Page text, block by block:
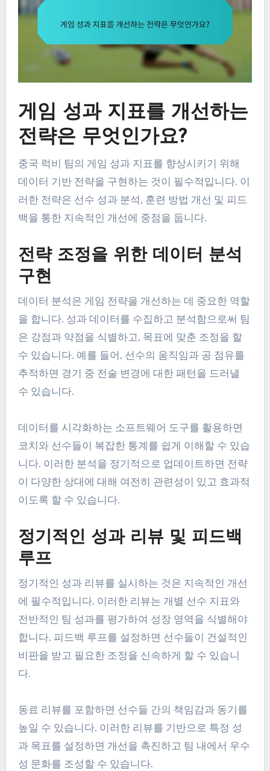
게임 성과 지표를 개선하는
전략은 무엇인가요?
중국 럭비 팀의 게임 성과 지표를 향상시키기 위해
데이터 기반 전략을 구현하는 것이 필수적입니다. 이
러한 전략은 선수 성과 분석, 훈련 방법 개선 및 피드
백을 통한 지속적인 개선에 중점을 둡니다.
전략 조정을 위한 데이터 분석
구현
데이터 분석은 게임 전략을 개선하는 데 중요한 역할
을 합니다. 성과 데이터를 수집하고 분석함으로써 팀
은 강점과 약점을 식별하고, 목표에 맞춘 조정을 할
수 있습니다. 예를 들어, 선수의 움직임과 공 점유를
추적하면 경기 중 전술 변경에 대한 패턴을 드러낼
수 있습니다.
데이터를 시각화하는 소프트웨어 도구를 활용하면
코치와 선수들이 복잡한 통계를 쉽게 이해할 수 있습
니다. 이러한 분석을 정기적으로 업데이트하면 전략
이 다양한 상대에 대해 여전히 관련성이 있고 효과적
이도록 할 수 있습니다.
정기적인 성과 리뷰 및 피드백
루프
정기적인 성과 리뷰를 실시하는 것은 지속적인 개선
에 필수적입니다. 이러한 리뷰는 개별 선수 지표와
전반적인 팀 성과를 평가하여 성장 영역을 식별해야
합니다. 피드백 루프를 설정하면 선수들이 건설적인
비판을 받고 필요한 조정을 신속하게 할 수 있습니
다.
동료 리뷰를 포함하면 선수들 간의 책임감과 동기를
높일 수 있습니다. 이러한 리뷰를 기반으로 특정 성
과 목표를 설정하면 개선을 촉진하고 팀 내에서 우수
성 문화를 조성할 수 있습니다.